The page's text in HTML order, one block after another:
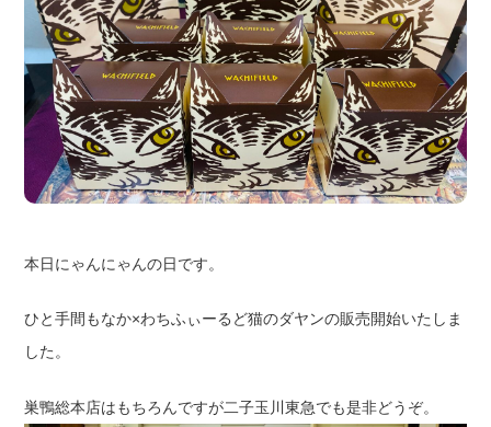
本日にゃんにゃんの日です。
ひと手間もなか×わちふぃーるど猫のダヤンの販売開始いたしま
した。
巣鴨総本店はもちろんですが二子玉川東急でも是非どうぞ。